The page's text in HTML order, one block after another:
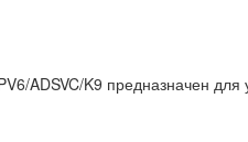
ADSVC/K9 предназначен